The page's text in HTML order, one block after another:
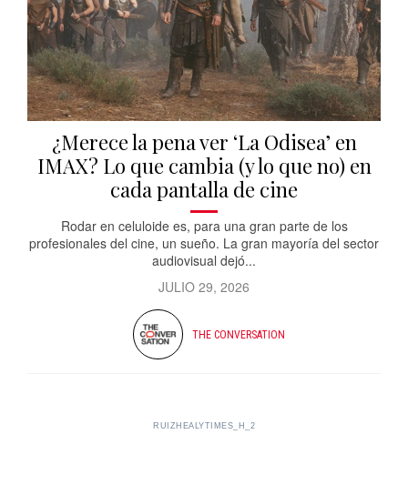
¿Merece la pena ver ‘La Odisea’ en
IMAX? Lo que cambia (y lo que no) en
cada pantalla de cine
Rodar en celuloide es, para una gran parte de los
profesionales del cine, un sueño. La gran mayoría del sector
audiovisual dejó...
JULIO 29, 2026
THE CONVERSATION
RUIZHEALYTIMES_H_2